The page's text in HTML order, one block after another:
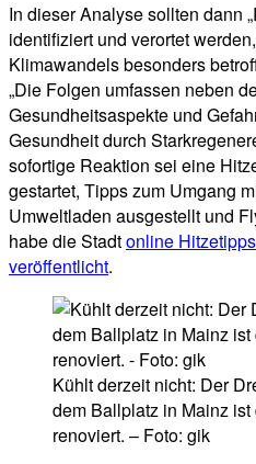
In dieser Analyse sollten dann
identifiziert und verortet
Klimawandels besonders
„Die Folgen umfassen neben
Gesundheitsaspekte und
Gesundheit durch
sofortige Reaktion sei eine
gestartet, Tipps zum Umgang
Umweltladen ausgestellt und
habe die Stadtonline
veröffentlicht.
Kühlt derzeit nicht: Der
dem Ballplatz in Mainz
renoviert. – Foto: gik